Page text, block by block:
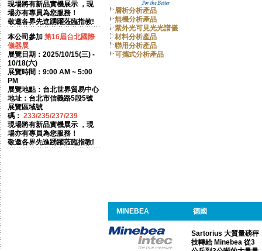
現場將有新品實機展示 ，現
場亦有專員為您服務！
敬邀各界先進踴躍蒞臨指教!
本公司參加 第16屆台北國際
儀器展
展覽日期：2025/10/15(三) -
10/18(六)
展覽時間：9:00 AM ~ 5:00
PM
展覽地點：台北世界貿易中心
地址：台北市信義路5段5號
展覽區域號
碼： 233/235/237/239
現場將有新品實機展示 ，現
場亦有專員為您服務！
敬邀各界先進踴躍蒞臨指教!
層析分析產品
無機分析產品
紫外光可見光光譜儀
材料分析產品
聯用分析產品
可攜式分析產品
MINEBEA 德國
Sartorius 大質量磅秤
技轉給 Minebea 從3